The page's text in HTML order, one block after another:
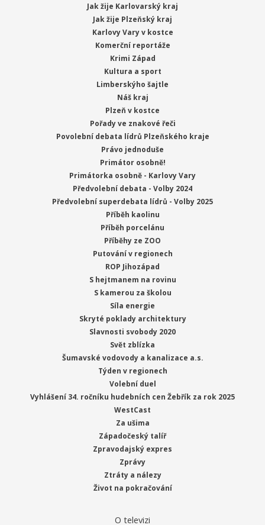
Jak žije Karlovarský kraj
Jak žije Plzeňský kraj
Karlovy Vary v kostce
Komerční reportáže
Krimi Západ
Kultura a sport
Limberskýho šajtle
Náš kraj
Plzeň v kostce
Pořady ve znakové řeči
Povolební debata lídrů Plzeňského kraje
Právo jednoduše
Primátor osobně!
Primátorka osobně - Karlovy Vary
Předvolební debata - Volby 2024
Předvolební superdebata lídrů - Volby 2025
Příběh kaolinu
Příběh porcelánu
Příběhy ze ZOO
Putování v regionech
ROP Jihozápad
S hejtmanem na rovinu
S kamerou za školou
Síla energie
Skryté poklady architektury
Slavnosti svobody 2020
Svět zblízka
Šumavské vodovody a kanalizace a.s.
Týden v regionech
Volební duel
Vyhlášení 34. ročníku hudebních cen Žebřík za rok 2025
WestCast
Za ušima
Západočeský talíř
Zpravodajský expres
Zprávy
Ztráty a nálezy
Život na pokračování
O televizi